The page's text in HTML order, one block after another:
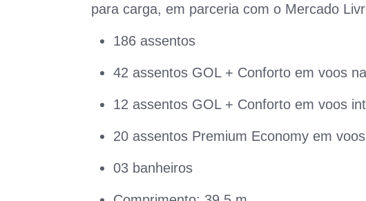
para carga, em parceria com o Mercado
186 assentos
42 assentos GOL + Conforto em voos
12 assentos GOL + Conforto em voos
20 assentos Premium Economy em
03 banheiros